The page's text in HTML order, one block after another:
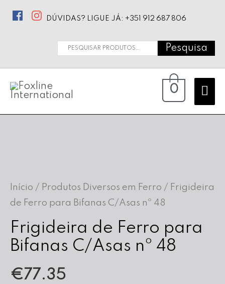
DÚVIDAS? LIGUE JÁ: +351 912 687 806
Pesquisar
Pesquisa
0
Início / Produtos Diversos em Ferro / Frigideira
de Ferro para Bifanas C/Asas nº 48
Frigideira de Ferro para
Bifanas C/Asas nº 48
€77.35